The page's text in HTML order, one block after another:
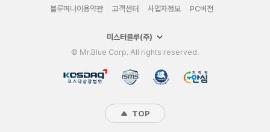
블루머니이용약관
고객센터 사업자정보 PC버전
미스터블루(주)
© Mr.Blue Corp. All rights reserved.
TOP